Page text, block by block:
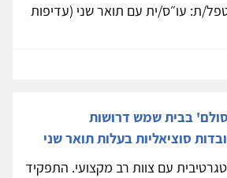
ת: עו״ס/ית עם תואר שני (עדיפות
בבית שמש דרושות
סוציאליות בעלות תואר שני
עם צוות רב מקצועי. התפקיד